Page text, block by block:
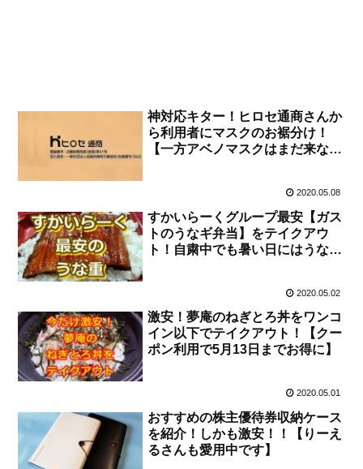
神対応キター！ヒロセ通商さんか
ら利用者にマスクのお裾分け！
【一方アベノマスクはまだ来な
2020.05.08
すかいらーくグループ最安【ガス
トのうなギ弁当】をテイクアウ
ト！自粛中でも暑い日にはうな重
2020.05.02
激安！夢庵のねぎとろ丼をワンコ
イン以下でテイクアウト！【クー
ポン利用で5月13日までお得に】
2020.05.01
おすすめの株主優待券収納ケース
を紹介！しかも激安！！【りーえ
るさんも愛用中です】